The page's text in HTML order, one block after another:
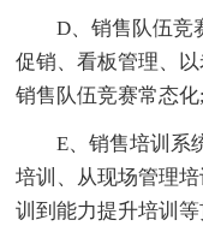
D、销售队伍竞赛
促销、看板管理、
销售队伍竞赛常态化;
E、销售培训系统
培训、从现场管理
训到能力提升培训